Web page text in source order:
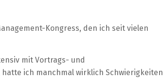
Kongress, den ich seit vielen
mit Vortrags- und
ich manchmal wirklich Schwierigkeiten